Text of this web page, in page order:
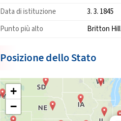
Data di istituzione
3. 3. 1845
Punto più alto
Britton Hill
Posizione dello Stato
+
−